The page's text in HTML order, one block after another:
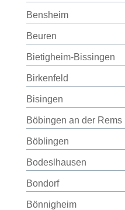
Bensheim
Beuren
Bietigheim-Bissingen
Birkenfeld
Bisingen
Böbingen an der Rems
Böblingen
Bodeslhausen
Bondorf
Bönnigheim